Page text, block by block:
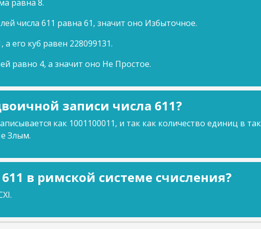
равна 8.
числа 611 равна 61, значит оно Избыточное.
его куб равен 228099131.
равно 4, а значит оно Не Простое.
записи числа 611?
как 1001100011, и так как количество единиц в
Злым.
в римской системе счисления?